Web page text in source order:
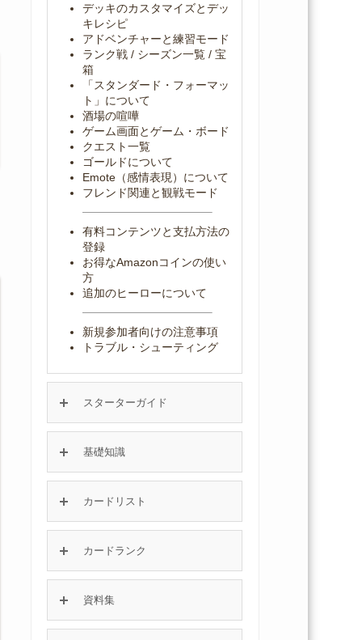
デッキのカスタマイズとデッ
キレシピ
アドベンチャーと練習モード
ランク戦 / シーズン一覧 / 宝
箱
「スタンダード・フォーマッ
ト」について
酒場の喧嘩
ゲーム画面とゲーム・ボード
クエスト一覧
ゴールドについて
Emote（感情表現）について
フレンド関連と観戦モード
有料コンテンツと支払方法の
登録
お得なAmazonコインの使い
方
追加のヒーローについて
新規参加者向けの注意事項
トラブル・シューティング
スターターガイド
基礎知識
カードリスト
カードランク
資料集